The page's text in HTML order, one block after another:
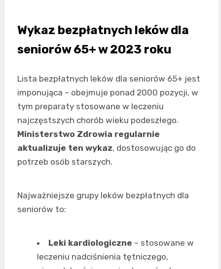
Wykaz bezpłatnych leków dla
seniorów 65+ w 2023 roku
Lista bezpłatnych leków dla seniorów 65+ jest
imponująca – obejmuje ponad 2000 pozycji, w
tym preparaty stosowane w leczeniu
najczęstszych chorób wieku podeszłego.
Ministerstwo Zdrowia regularnie
aktualizuje ten wykaz, dostosowując go do
potrzeb osób starszych.
Najważniejsze grupy leków bezpłatnych dla
seniorów to:
Leki kardiologiczne – stosowane w
leczeniu nadciśnienia tętniczego,